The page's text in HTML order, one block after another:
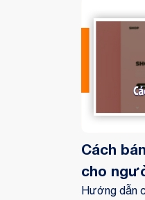
Cách
cho
Hướng dẫn